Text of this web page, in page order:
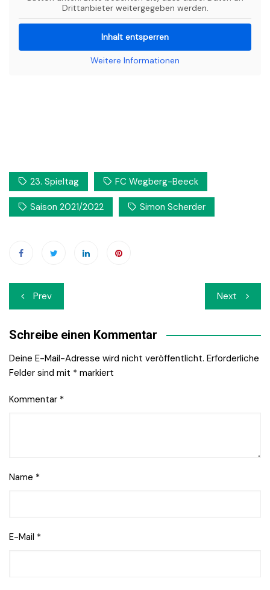
Drittanbieter weitergegeben werden.
Inhalt entsperren
Weitere Informationen
23. Spieltag FC Wegberg-Beeck
Saison 2021/2022 Simon Scherder
Beitrags-
Navigation
Prev Next
Schreibe einen Kommentar
Deine E-Mail-Adresse wird nicht veröffentlicht. Erforderliche
Felder sind mit * markiert
Kommentar *
Name *
E-Mail *